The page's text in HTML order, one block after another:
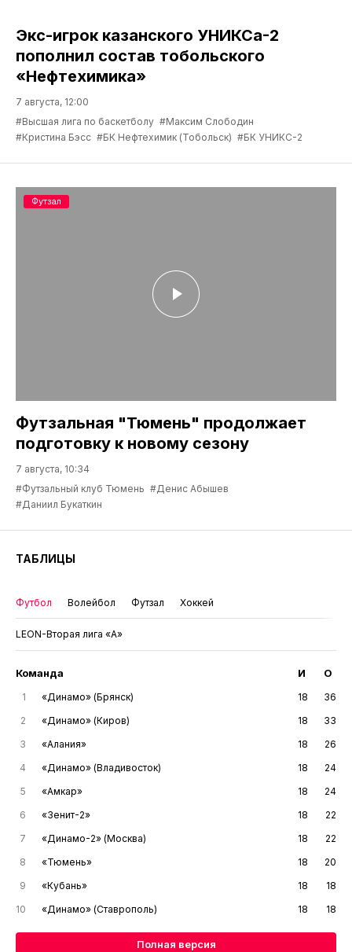
Экс-игрок казанского УНИКСа-2
пополнил состав тобольского
«Нефтехимика»
7 августа, 12:00
#Высшая лига по баскетболу #Максим Слободин
#Кристина Бэсс #БК Нефтехимик (Тобольск) #БК УНИКС-2
Футзальная "Тюмень" продолжает
подготовку к новому сезону
7 августа, 10:34
#Футзальный клуб Тюмень #Денис Абышев
#Даниил Букаткин
Футзал
ТАБЛИЦЫ
Футбол Волейбол Футзал Хоккей
LEON-Вторая лига «А»
Команда И О
1 «Динамо» (Брянск) 18
36
2
«Динамо» (Киров) 18
33
3
«Алания» 18
26
4
«Динамо» (Владивосток) 18
24
5
«Амкар» 18
24
6
«Зенит-2» 18
22
7
«Динамо-2» (Москва) 18
22
8
«Тюмень» 18
20
9
«Кубань» 18
18
10
«Динамо» (Ставрополь) 18 18
Полная версия